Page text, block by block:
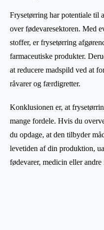
Frysetørring har potentiale til
over fødevaresektoren. Med
stoffer, er frysetørring
farmaceutiske produkter.
at reducere madspild ved at
råvarer og færdigretter.
Konklusionen er, at
mange fordele. Hvis du
du opdage, at den tilbyder
levetiden af din produktion,
fødevarer, medicin eller andre